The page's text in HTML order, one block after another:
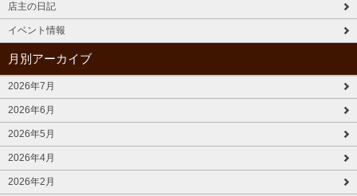
店主の日記
イベント情報
月別アーカイブ
2026年7月
2026年6月
2026年5月
2026年4月
2026年2月